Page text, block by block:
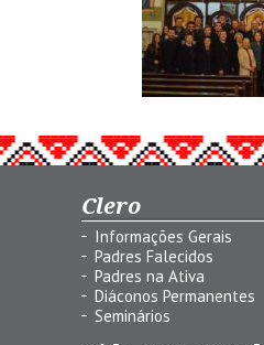
Clero
Informações Gerais
Padres Falecidos
Padres na Ativa
Diáconos Permanentes
Seminários